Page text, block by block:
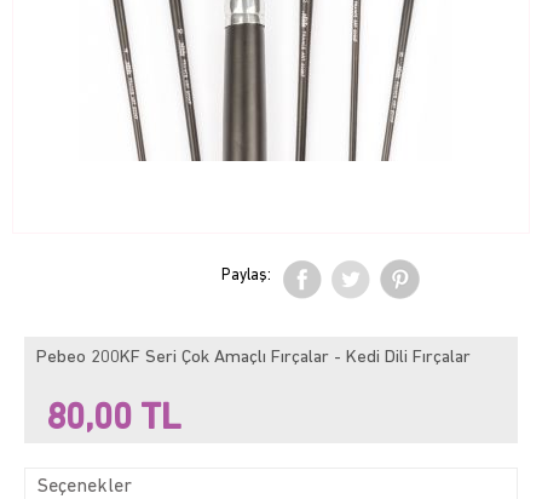
Paylaş:
Pebeo 200KF Seri Çok Amaçlı Fırçalar - Kedi Dili Fırçalar
80,00 TL
Seçenekler